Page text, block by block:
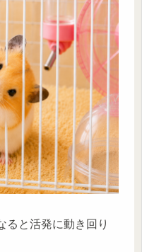
ると活発に動き回り